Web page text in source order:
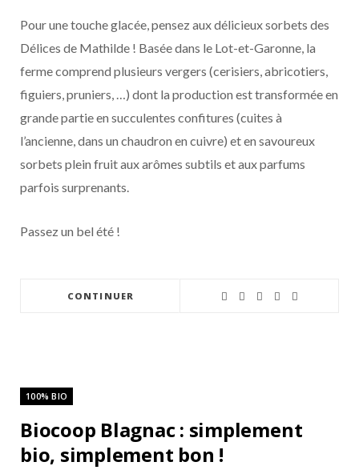
Pour une touche glacée, pensez aux délicieux sorbets des
Délices de Mathilde ! Basée dans le Lot-et-Garonne, la
ferme comprend plusieurs vergers (cerisiers, abricotiers,
figuiers, pruniers, …) dont la production est transformée en
grande partie en succulentes confitures (cuites à
l’ancienne, dans un chaudron en cuivre) et en savoureux
sorbets plein fruit aux arômes subtils et aux parfums
parfois surprenants.
Passez un bel été !
CONTINUER
100% BIO
Biocoop Blagnac : simplement
bio, simplement bon !